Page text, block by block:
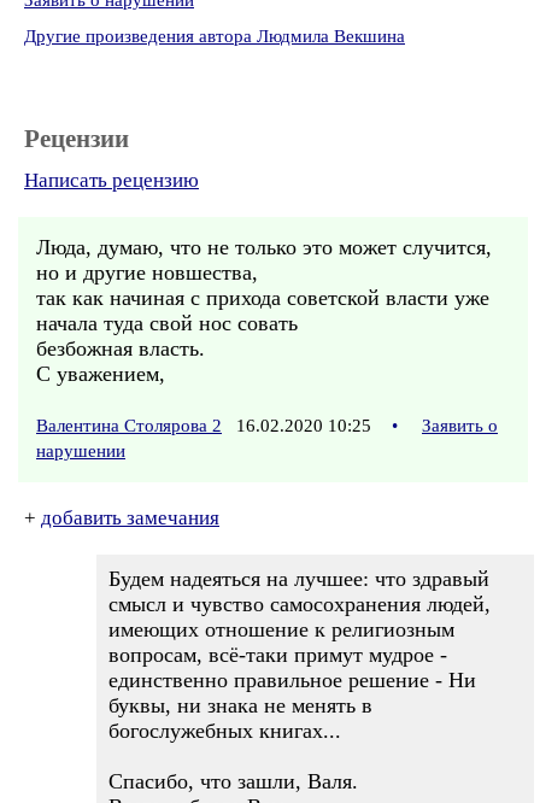
Другие произведения автора Людмила Векшина
Рецензии
Написать рецензию
Люда, думаю, что не только это может случится,
но и другие новшества,
так как начиная с прихода советской власти уже
начала туда свой нос совать
безбожная власть.
С уважением,
Валентина Столярова 2 16.02.2020 10:25 •
Заявить о
нарушении
+ добавить замечания
Будем надеяться на лучшее: что здравый
смысл и чувство самосохранения людей,
имеющих отношение к религиозным
вопросам, всё-таки примут мудрое -
единственно правильное решение - Ни
буквы, ни знака не менять в
богослужебных книгах...
Спасибо, что зашли, Валя.